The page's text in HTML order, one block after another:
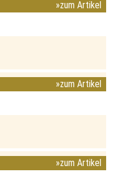
»zum Artikel
»zum Artikel
»zum Artikel